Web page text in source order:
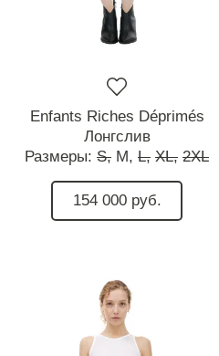
Enfants Riches Déprimés
Лонгслив
Размеры: S, M, L, XL, 2XL
154 000 руб.